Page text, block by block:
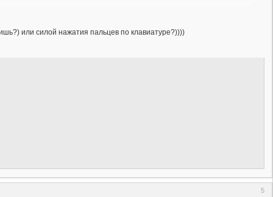
или силой нажатия пальцев по клавиатуре?))))
5